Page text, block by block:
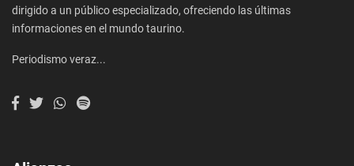
dirigido a un público especializado, ofreciendo las últimas
informaciones en el mundo taurino.
Periodismo veraz...